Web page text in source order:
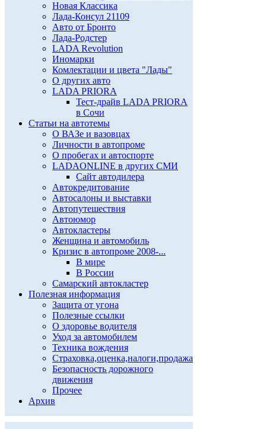
Новая Классика
Лада-Консул 21109
Авто от Бронто
Лада-Родстер
LADA Revolution
Иномарки
Комлектации и цвета "Лады"
О других авто
LADA PRIORA
Тест-драйв LADA PRIORA
в Сочи
Статьи на автотемы
О ВАЗе и вазовцах
Личности в автопроме
О пробегах и автоспорте
LADAONLINE в других СМИ
Сайт автодилера
Автокредитование
Автосалоны и выставки
Автопутешествия
Автоюмор
Автокластеры
Женщина и автомобиль
Кризис в автопроме 2008-...
В мире
В России
Самарский автокластер
Полезная информация
Защита от угона
Полезные ссылки
О здоровье водителя
Уход за автомобилем
Техника вождения
Страховка,оценка,налоги,продажа
Безопасность дорожного
движения
Прочее
Архив